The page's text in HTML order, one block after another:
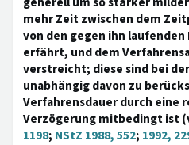
mehr Zeit zwischen dem
von den gegen ihn
erfährt, und dem
verstreicht; diese sind bei
unabhängig davon zu
Verfahrensdauer durch eine
Verzögerung mitbedingt ist
1198; NStZ 1988, 552; 1992,